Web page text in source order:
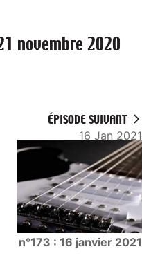
novembre 2020
ÉPISODE SUIVANT
16 Jan 2021
n°173 : 16 janvier 2021